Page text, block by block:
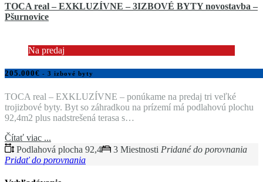
TOCA real – EXKLUZÍVNE – 3IZBOVÉ BYTY novostavba –
Pšurnovice
Na predaj
205.000€ - 3 izbové byty
TOCA real – EXKLUZÍVNE – ponúkame na predaj tri veľké
trojizbové byty. Byt so záhradkou na prízemí má podlahovú plochu
92,4m2 plus nadstrešená terasa s…
Čítať viac ...
Podlahová plocha 92,4
3 Miestnosti Pridané do porovnania
Pridať do porovnania